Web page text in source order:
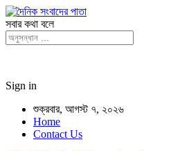
সবার কথা বলে
Sign in
শুক্রবার, আগস্ট ৭, ২০২৬
Home
Contact Us